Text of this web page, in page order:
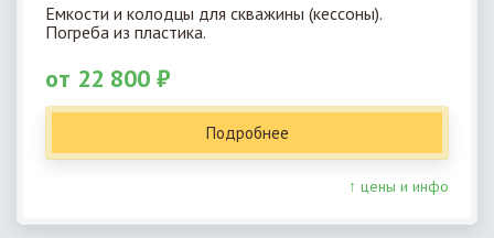
Емкости и колодцы для скважины (кессоны).
Погреба из пластика.
от 22 800 ₽
Подробнее
↑ цены и инфо